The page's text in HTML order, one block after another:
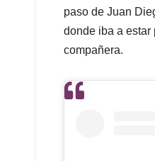
p
k
paso de Juan
donde iba a estar
compañera.